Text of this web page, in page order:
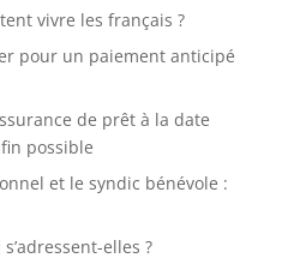
vivre les français ?
pour un paiement anticipé
de prêt à la date
possible
et le syndic bénévole :
elles ?